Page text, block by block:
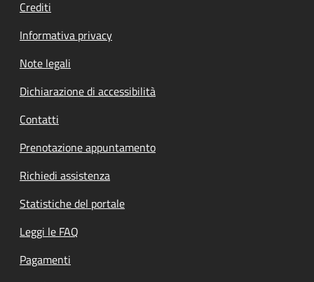
Crediti
Informativa privacy
Note legali
Dichiarazione di accessibilità
Contatti
Prenotazione appuntamento
Richiedi assistenza
Statistiche del portale
Leggi le FAQ
Pagamenti